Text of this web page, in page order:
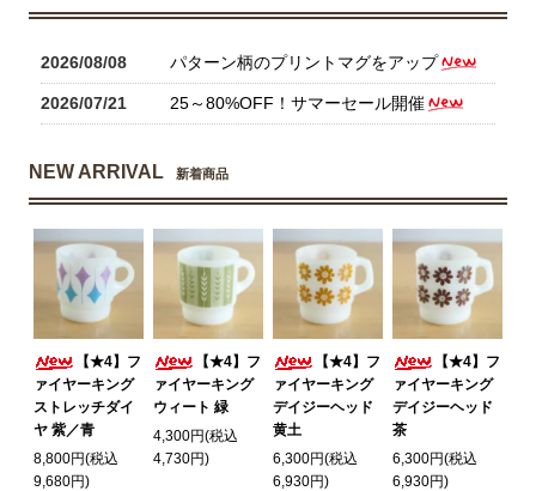
2026/08/08 パターン柄のプリントマグをアップ
2026/07/21 25～80%OFF！サマーセール開催
NEW ARRIVAL 新着商品
【★4】フ
ァイヤーキング
ストレッチダイ
ヤ 紫／青
8,800円(税込
9,680円)
【★4】フ
ァイヤーキング
ウィート 緑
4,300円(税込
4,730円)
【★4】フ
ァイヤーキング
デイジーヘッド
黄土
6,300円(税込
6,930円)
【★4】フ
ァイヤーキング
デイジーヘッド
茶
6,300円(税込
6,930円)